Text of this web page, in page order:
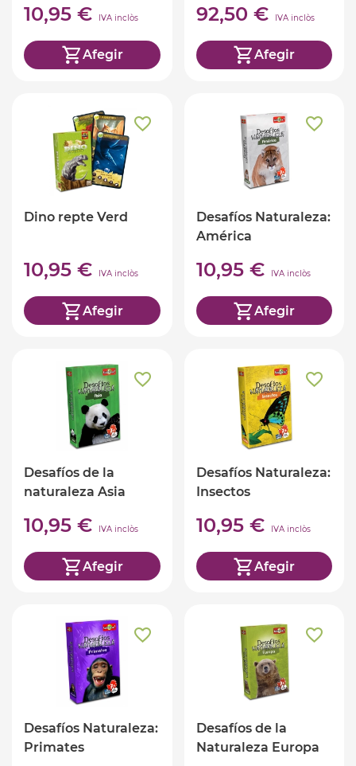
10,95 € IVA inclòs
Afegir
92,50 € IVA inclòs
Afegir
Dino repte Verd
10,95 € IVA inclòs
Afegir
Desafíos Naturaleza:
América
10,95 € IVA inclòs
Afegir
Desafíos de la
naturaleza Asia
10,95 € IVA inclòs
Afegir
Desafíos Naturaleza:
Insectos
10,95 € IVA inclòs
Afegir
Desafíos Naturaleza:
Primates
Desafíos de la
Naturaleza Europa